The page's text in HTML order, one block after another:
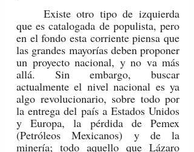
que es catalogada de populista, pero
en el fondo esta corriente piensa que
las grandes mayorías deben proponer
un proyecto nacional, y no va más
allá. Sin embargo, buscar
actualmente el nivel nacional es ya
algo revolucionario, sobre todo por
la entrega del país a Estados Unidos
y Europa, la pérdida de Pemex
(Petróleos Mexicanos) y de la
minería; todo aquello que Lázaro